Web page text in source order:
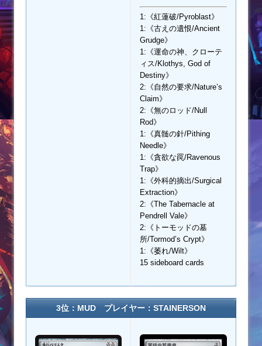
1:《紅蓮破/Pyroblast》
1:《古えの遺恨/Ancient
Grudge》
1:《運命の神、クローテ
ィス/Klothys, God of
Destiny》
2:《自然の要求/Nature’s
Claim》
2:《無のロッド/Null
Rod》
1:《真髄の針/Pithing
Needle》
1:《貪欲な罠/Ravenous
Trap》
1:《外科的摘出/Surgical
Extraction》
2:《The Tabernacle at
Pendrell Vale》
2:《トーモッドの墓
所/Tormod’s Crypt》
1:《萎れ/Wilt》
15 sideboard cards
3位：MUD プレイヤー：STAINERSON